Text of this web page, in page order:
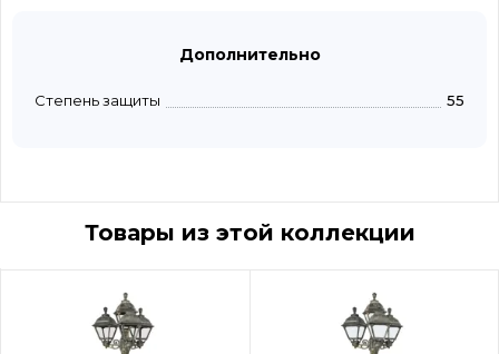
Дополнительно
Степень защиты 55
Товары из этой коллекции